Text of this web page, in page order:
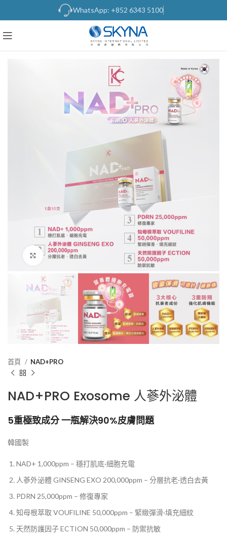
WhatsApp: +852 6343 5100
Click to enlarge
首頁 NAD+PRO
NAD+PRO Exosome 人蔘外泌體
5重極致成分 一瓶解決90%皮膚問題
韓國製
NAD+ 1,000ppm – 穩打肌底·細胞充電
人蔘外泌體 GINSENG EXO 200,000ppm – 分層抗老·透白去黃
PDRN 25,000ppm – 修復專家
知母根萃取 VOUFILINE 50,000ppm – 緊緻彈滑·填充細紋
天然防護因子 ECTION 50,000ppm – 防禦抗敏